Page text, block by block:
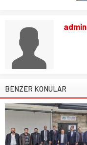
admin
BENZER KONULAR